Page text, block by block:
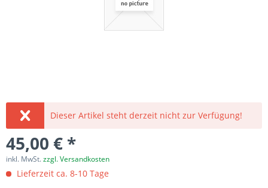
Dieser Artikel steht derzeit nicht zur Verfügung!
45,00 € *
inkl. MwSt.zzgl. Versandkosten
Lieferzeit ca. 8-10 Tage